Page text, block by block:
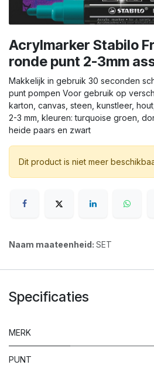
Acrylmarker Stabilo
ronde punt 2-3mm
Makkelijk in gebruik 30 seconden
punt pompen Voor gebruik op
karton, canvas, steen, kunstleer,
2-3 mm, kleuren: turquoise groen,
heide paars en zwart
Dit product is niet meer
Naam maateenheid: SET
Specificaties
MERK
PUNT